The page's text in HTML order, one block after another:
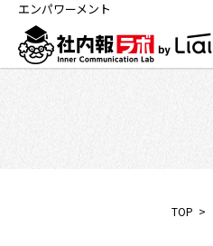
エンパワーメント
TOP